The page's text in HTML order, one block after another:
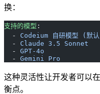
换：
支持的模型 :
  -
Codeium 自研模型 (默认
  -
Claude 3.5 Sonnet
  -
GPT-4o
  -
Gemini Pro
这种灵活性让开发者可以
衡点。